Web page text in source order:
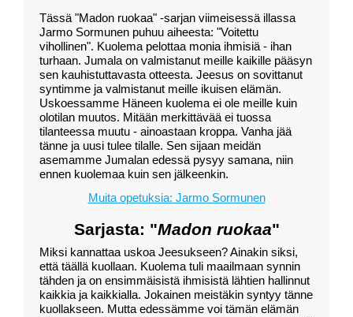
Tässä "Madon ruokaa" -sarjan viimeisessä illassa
Jarmo Sormunen puhuu aiheesta: "Voitettu
vihollinen". Kuolema pelottaa monia ihmisiä - ihan
turhaan. Jumala on valmistanut meille kaikille pääsyn
sen kauhistuttavasta otteesta. Jeesus on sovittanut
syntimme ja valmistanut meille ikuisen elämän.
Uskoessamme Häneen kuolema ei ole meille kuin
olotilan muutos. Mitään merkittävää ei tuossa
tilanteessa muutu - ainoastaan kroppa. Vanha jää
tänne ja uusi tulee tilalle. Sen sijaan meidän
asemamme Jumalan edessä pysyy samana, niin
ennen kuolemaa kuin sen jälkeenkin.
Muita opetuksia: Jarmo Sormunen
Sarjasta: "Madon ruokaa"
Miksi kannattaa uskoa Jeesukseen? Ainakin siksi,
että täällä kuollaan. Kuolema tuli maailmaan synnin
tähden ja on ensimmäisistä ihmisistä lähtien hallinnut
kaikkia ja kaikkialla. Jokainen meistäkin syntyy tänne
kuollakseen. Mutta edessämme voi tämän elämän